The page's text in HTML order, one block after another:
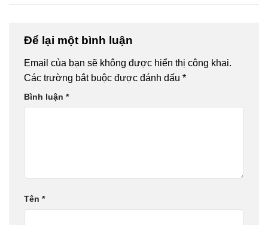
Để lại một bình luận
Email của bạn sẽ không được hiển thị công khai.
Các trường bắt buộc được đánh dấu *
Bình luận *
Tên *